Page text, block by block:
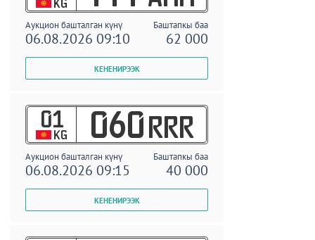
KG
Аукцион башталган күнү Баштапкы баа
06.08.2026 09:10 62 000
01
KG 060 RRR
Аукцион башталган күнү Баштапкы баа
06.08.2026 09:15 40 000